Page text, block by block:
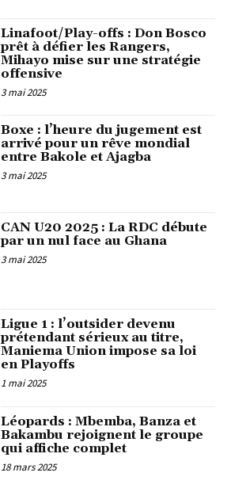
Linafoot/Play-offs : Don Bosco
prêt à défier les Rangers,
Mihayo mise sur une stratégie
offensive
3 mai 2025
Boxe : l’heure du jugement est
arrivé pour un rêve mondial
entre Bakole et Ajagba
3 mai 2025
CAN U20 2025 : La RDC débute
par un nul face au Ghana
3 mai 2025
Ligue 1 : l’outsider devenu
prétendant sérieux au titre,
Maniema Union impose sa loi
en Playoffs
1 mai 2025
Léopards : Mbemba, Banza et
Bakambu rejoignent le groupe
qui affiche complet
18 mars 2025